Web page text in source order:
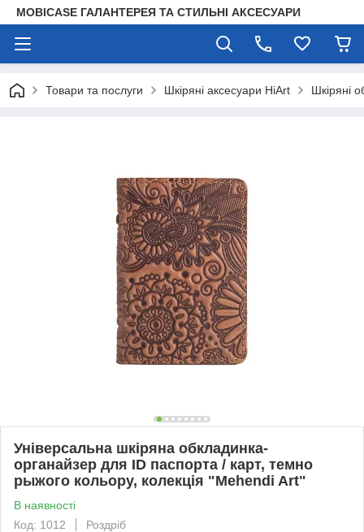
MOBICASE ГАЛАНТЕРЕЯ ТА СТИЛЬНІ АКСЕСУАРИ
Товари та послуги Шкіряні аксесуари HiArt Шкіряні
Універсальна шкіряна обкладинка-
органайзер для ID паспорта / карт, темно
рыжого кольору, колекція "Mehendi Art"
В наявності
Код: 1012
Роздріб